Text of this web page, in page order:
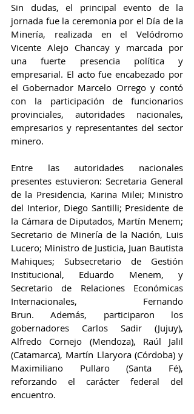
Sin dudas, el principal evento de la
jornada fue la ceremonia por el Día de la
Minería, realizada en el Velódromo
Vicente Alejo Chancay y marcada por
una fuerte presencia política y
empresarial. El acto fue encabezado por
el Gobernador Marcelo Orrego y contó
con la participación de funcionarios
provinciales, autoridades nacionales,
empresarios y representantes del sector
minero.
Entre las autoridades nacionales
presentes estuvieron: Secretaria General
de la Presidencia, Karina Milei; Ministro
del Interior, Diego Santilli; Presidente de
la Cámara de Diputados, Martín Menem;
Secretario de Minería de la Nación, Luis
Lucero; Ministro de Justicia, Juan Bautista
Mahiques; Subsecretario de Gestión
Institucional, Eduardo Menem, y
Secretario de Relaciones Económicas
Internacionales, Fernando
Brun. Además, participaron los
gobernadores Carlos Sadir (Jujuy),
Alfredo Cornejo (Mendoza), Raúl Jalil
(Catamarca), Martín Llaryora (Córdoba) y
Maximiliano Pullaro (Santa Fé),
reforzando el carácter federal del
encuentro.